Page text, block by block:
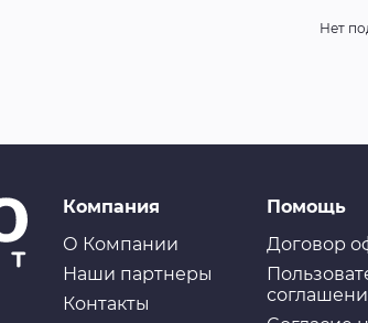
Нет
Компания
О Компании
Наши партнеры
Контакты
Помощь
Договор